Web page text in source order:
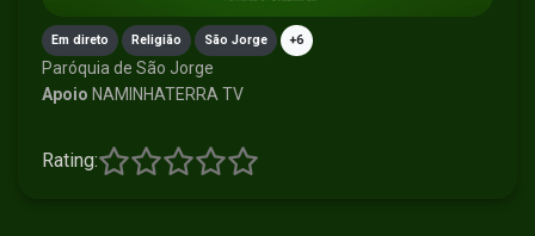
Em direto Religião São Jorge +6
Paróquia de São Jorge
Apoio NAMINHATERRA TV
Rating: